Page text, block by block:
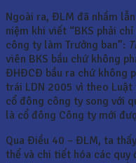
Ngoài ra, ĐLM đã nhầm
niệm khi viết “BKS phải
công ty làm Trưởng ban”:
viên BKS bầu chứ không
ĐHĐCĐ bầu ra chứ không
trái LDN 2005 vì theo Luật
cổ đông công ty song với
là cổ đông Công ty mới
Qua Điều 40 – ĐLM, ta
thể và chi tiết hóa các quy